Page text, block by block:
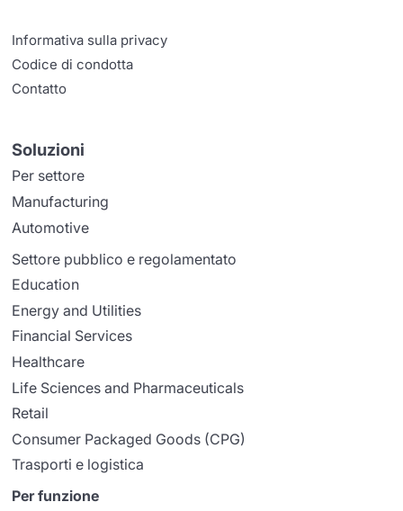
Informativa sulla privacy
Codice di condotta
Contatto
Soluzioni
Per settore
Manufacturing
Automotive
Settore pubblico e regolamentato
Education
Energy and Utilities
Financial Services
Healthcare
Life Sciences and Pharmaceuticals
Retail
Consumer Packaged Goods (CPG)
Trasporti e logistica
Per funzione